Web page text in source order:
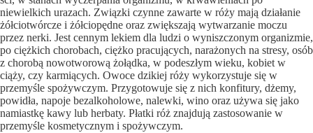
niewielkich urazach. Związki czynne zawarte w róży mają działanie
żółciotwórcze i żółciopędne oraz zwiększają wy­twarzanie moczu
przez nerki. Jest cennym lekiem dla ludzi o wyniszczonym organizmie,
po ciężkich chorobach, ciężko pracujących, narażonych na stresy, osób
z chorobą nowo­tworową żołądka, w podeszłym wieku, kobiet w
ciąży, czy karmiących. Owoce dzikiej róży wykorzystuje się w
przemy­śle spożywczym. Przygotowuje się z nich konfitury, dżemy,
powidła, napoje bezalkoholowe, nalewki, wino oraz używa się jako
namiastkę kawy lub herbaty. Płatki róż znajdują za­stosowanie w
przemyśle kosmetycznym i spożywczym.